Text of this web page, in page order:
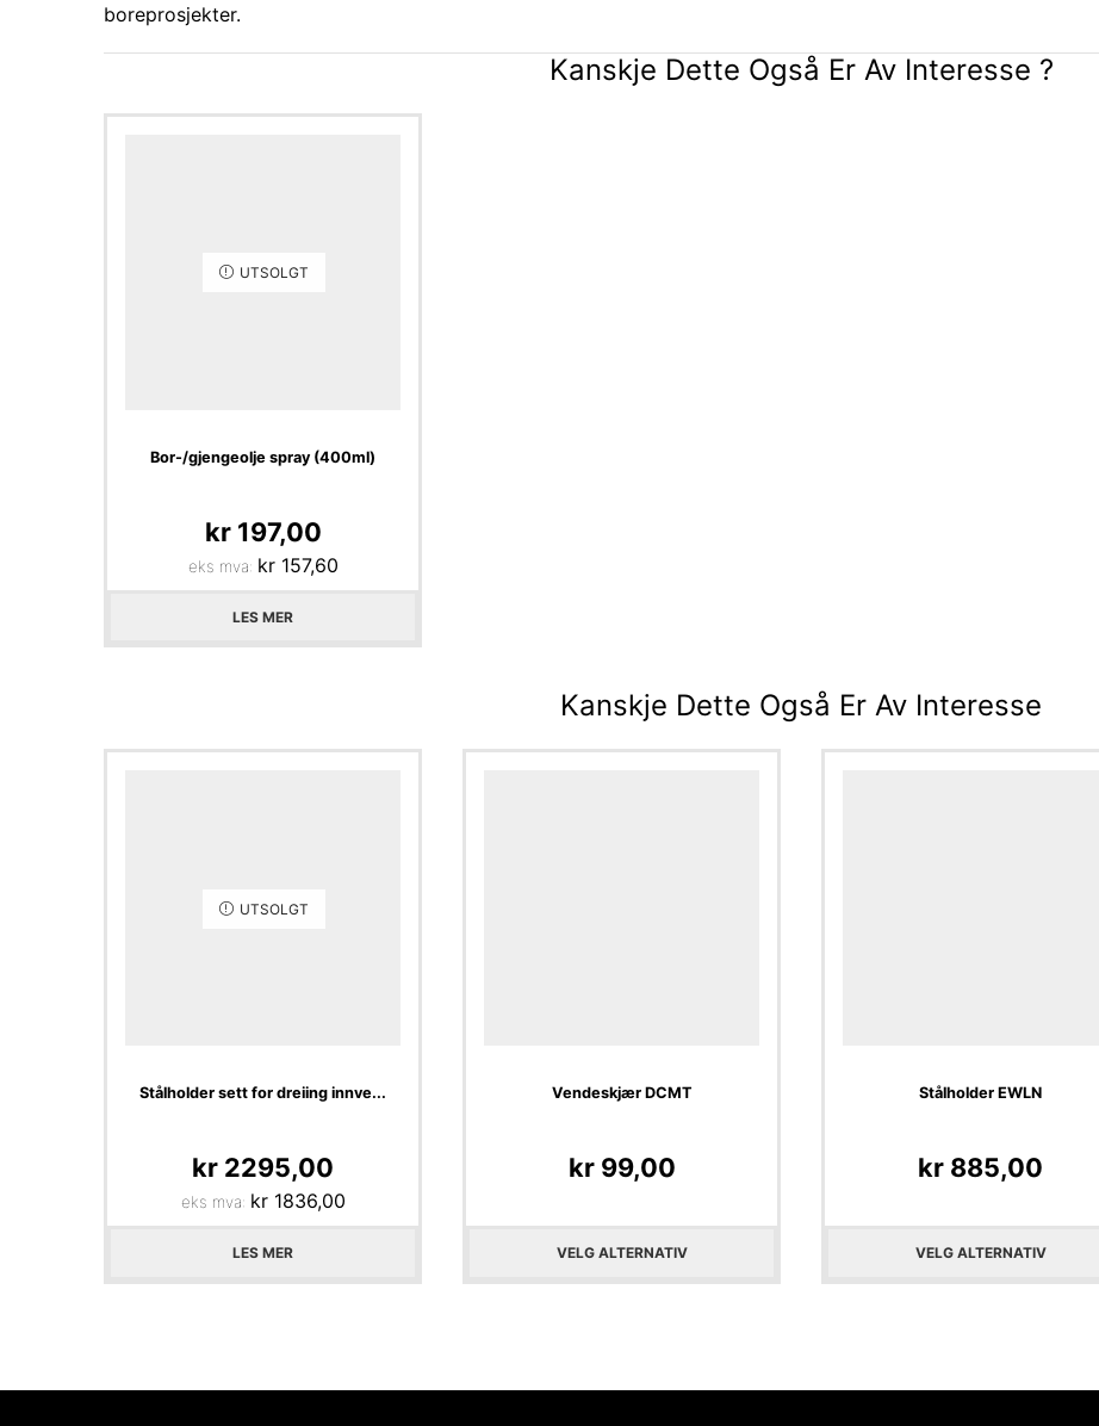
boreprosjekter.
Kanskje Dette Også Er Av Interesse ?
UTSOLGT
Bor-/gjengeolje spray (400ml)
kr197,00
eks mva: kr157,60
LES MER
Kanskje Dette Også Er Av Interesse
UTSOLGT
Stålholder sett for dreiing innve...
kr 2295,00
eks mva: kr1836,00
LES MER
Vendeskjær DCMT
kr99,00
VELG ALTERNATIV
Stålholder EWLN
kr 885,00
VELG ALTERNATIV